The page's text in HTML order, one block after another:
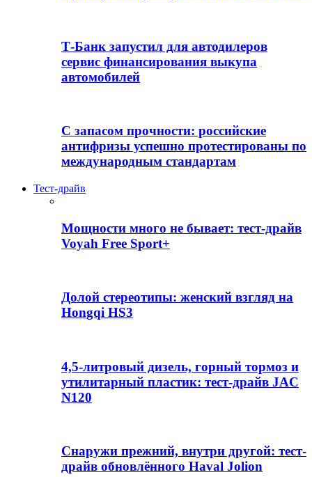
Т-Банк запустил для автодилеров
сервис финансирования выкупа
автомобилей
С запасом прочности: российские
антифризы успешно протестированы по
международным стандартам
Тест-драйв
Мощности много не бывает: тест-драйв
Voyah Free Sport+
Долой стереотипы: женский взгляд на
Hongqi HS3
4,5-литровый дизель, горный тормоз и
утилитарный пластик: тест-драйв JAC
N120
Снаружи прежний, внутри другой: тест-
драйв обновлённого Haval Jolion